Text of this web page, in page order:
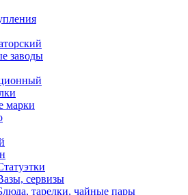
заводы
марки
сервизы
тарелки, чайные пары